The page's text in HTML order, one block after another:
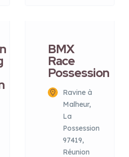
BMX
Race
Possession
Ravine à
Malheur,
La
Possession
97419,
Réunion